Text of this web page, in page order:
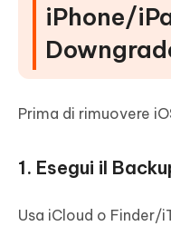
iPhone/
Prima di rimuovere
1. Esegui il
Usa iCloud o Finder/